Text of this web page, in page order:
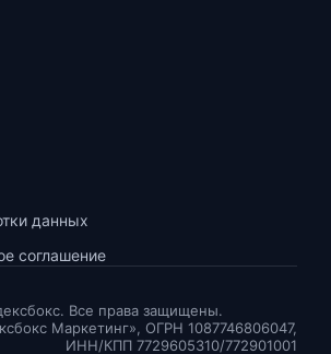
данных
соглашение
Все права защищены.
Маркетинг», ОГРН 1087746806047,
ИНН/КПП 7729605310/772901001